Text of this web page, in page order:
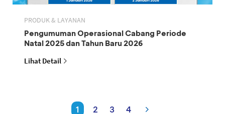
PRODUK & LAYANAN
Pengumuman Operasional Cabang Periode
Natal 2025 dan Tahun Baru 2026
Lihat Detail
1 2 3 4